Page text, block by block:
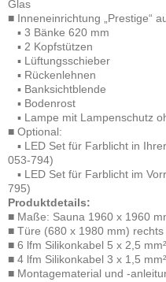
Glas
■ Inneneinrichtung „Prestige“
▪ 3 Bänke 620 mm
▪ 2 Kopfstützen
▪ Lüftungsschieber
▪ Rückenlehnen
▪ Banksichtblende
▪ Bodenrost
▪ Lampe mit Lampenschutz
■ Optional:
▪ LED Set für Farblicht in
053-794)
▪ LED Set für Farblicht im
795)
Produktdetails:
■ Maße: Sauna 1960 x 1960
■ Türe (680 x 1980 mm)
■ 6 lfm Silikonkabel 5 x 2,5
■ 4 lfm Silikonkabel 3 x 1,5
■ Montagematerial und -